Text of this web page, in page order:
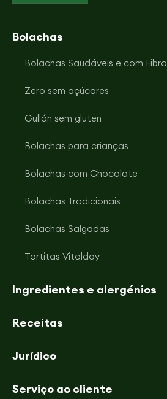
Bolachas
Bolachas Saudáveis e com Fibra
Zero sem açúcares
Gullón sem gluten
Bolachas para crianças
Bolachas com Chocolate
Bolachas Tradicionais
Bolachas Salgadas
Tortitas Vitalday
Ingredientes e alergénios
Receitas
Jurídico
Serviço ao cliente